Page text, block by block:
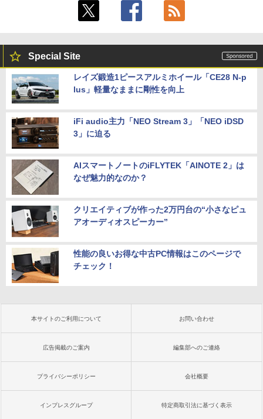
B/1TB選択可 14型 軽量 モバイル ビジネ
ス 在宅勤務 学生向け
5
【6,000円クーポンOFF】 ノートパソコ
ン 15.6インチ ノートPC Intel N95 12GB
静音 office デスクトップ オフィス pc テ
ンキー付 軽量 日本語キーボード BMAX
X15pro
￥52,900
中古パソコン 一体型 富士通 ESPRIMO
インチ Office付き DVD Webカメラ 無線
LAN Bluetooth 3ヶ月保証 wd2670 中古
￥22,800
ゲーミングモニター 24.5インチ 200Hz /
165Hz / 144Hz モニター 1ms pcモニタ
ー内蔵 cocopar HG-245HCW [1+1年保
￥22,999
Special Site
レイズ鍛造1ピースアルミホイール「CE28 N-p
lus」軽量なままに剛性を向上
iFi audio主力「NEO Stream 3」「NEO iDSD
3」に迫る
AIスマートノートのiFLYTEK「AINOTE 2」は
なぜ魅力的なのか？
クリエイティブが作った2万円台の“小さなピュ
アオーディオスピーカー”
性能の良いお得な中古PC情報はこのページで
チェック！
本サイトのご利用について お問い合わせ
広告掲載のご案内 編集部へのご連絡
プライバシーポリシー 会社概要
インプレスグループ 特定商取引法に基づく表示